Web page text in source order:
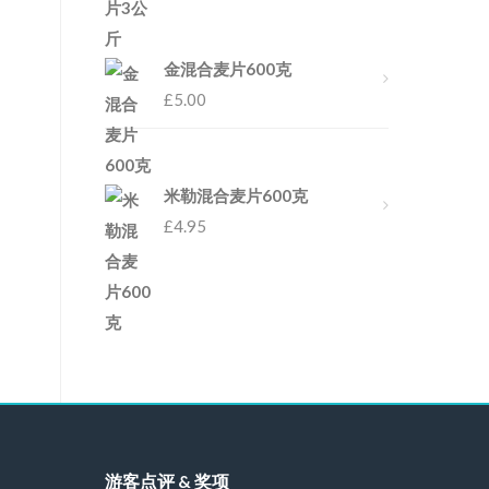
金混合麦片600克
£5.00
米勒混合麦片600克
£4.95
游客点评 & 奖项